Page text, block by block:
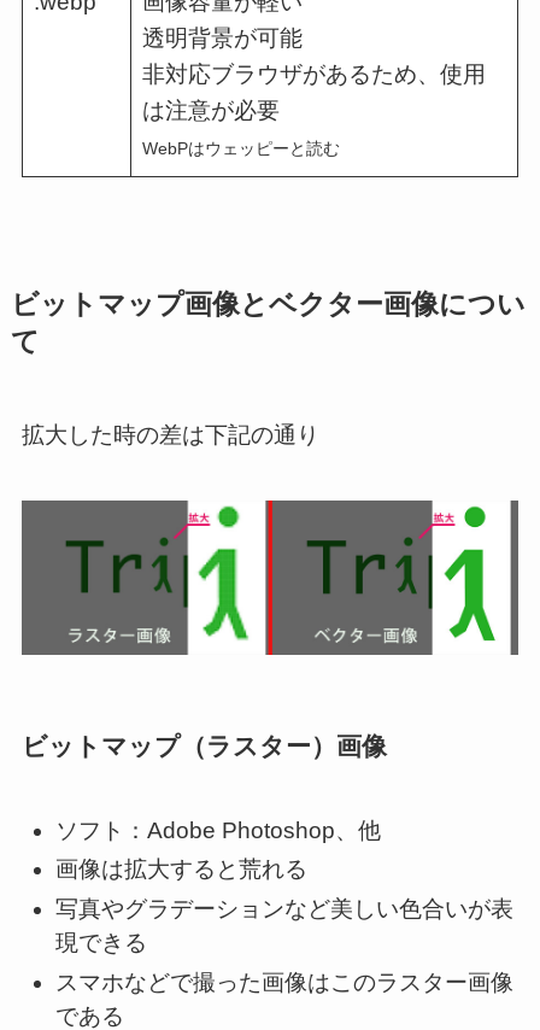
透明背景が可能
非対応ブラウザがあるため、使用
は注意が必要
WebPはウェッピーと読む
ビットマップ画像とベクター画像につい
て
拡大した時の差は下記の通り
ビットマップ（ラスター）画像
ソフト：Adobe Photoshop、他
画像は拡大すると荒れる
写真やグラデーションなど美しい色合いが表
現できる
スマホなどで撮った画像はこのラスター画像
である